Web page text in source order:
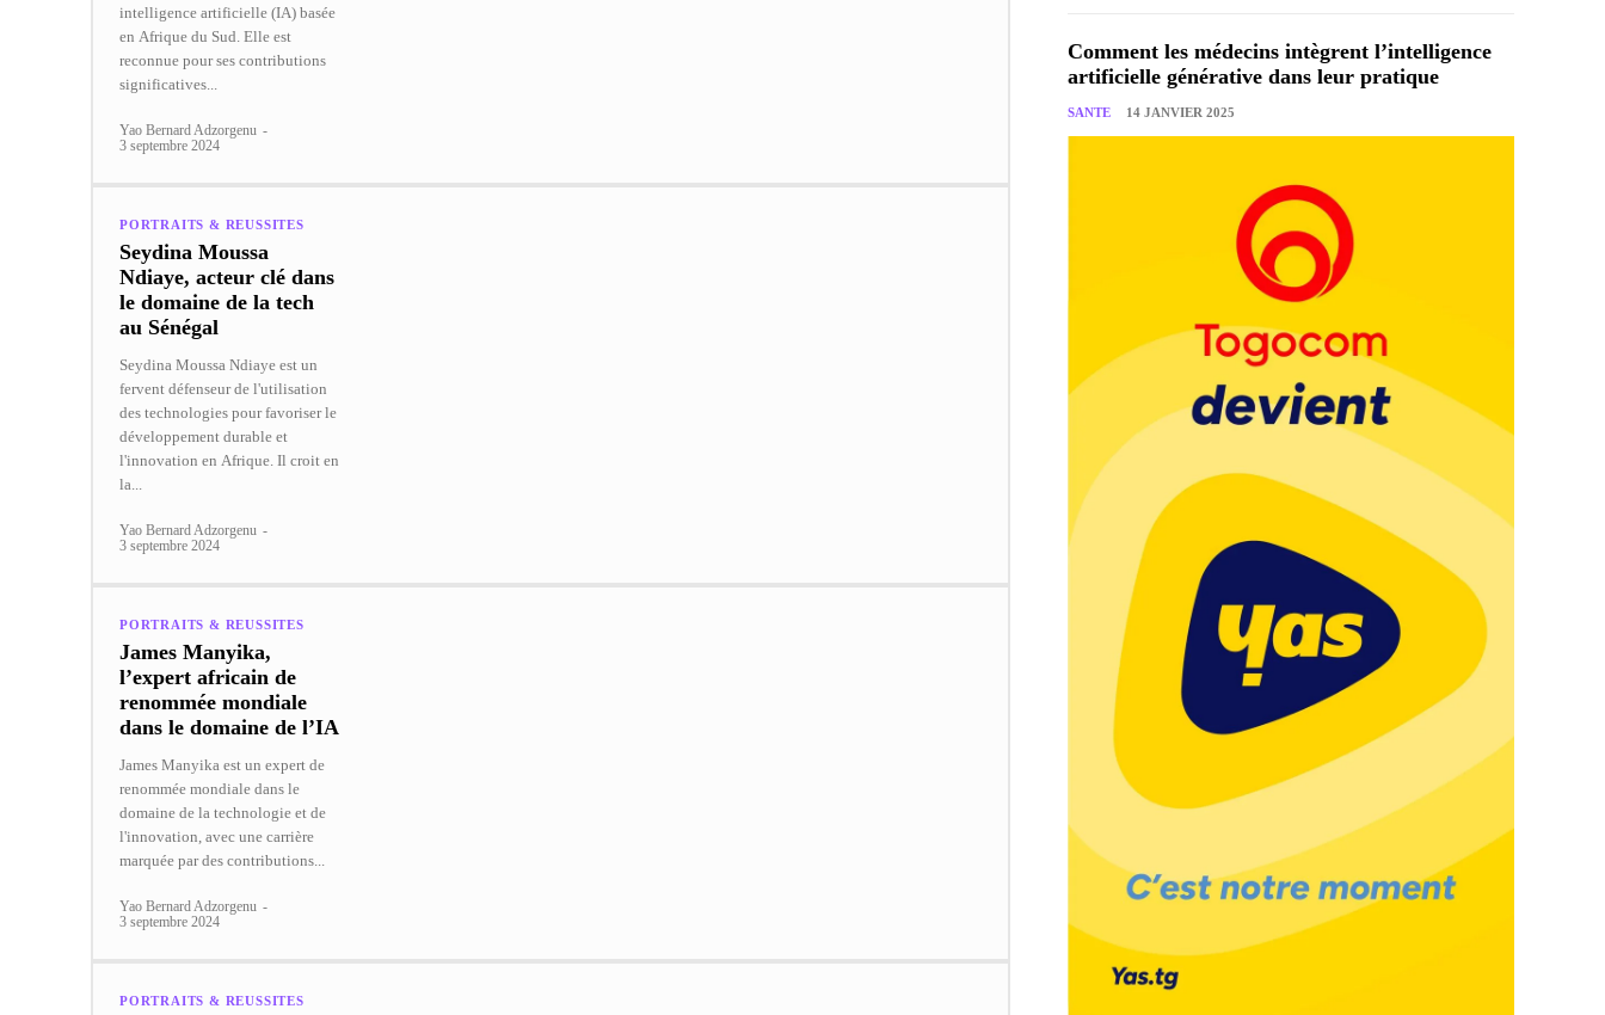
intelligence artificielle (IA) basée
en Afrique du Sud. Elle est
reconnue pour ses contributions
significatives...
Yao Bernard Adzorgenu -
3 septembre 2024
PORTRAITS & REUSSITES
Seydina Moussa
Ndiaye, acteur clé dans
le domaine de la tech
au Sénégal
Seydina Moussa Ndiaye est un
fervent défenseur de l'utilisation
des technologies pour favoriser le
développement durable et
l'innovation en Afrique. Il croit en
la...
Yao Bernard Adzorgenu -
3 septembre 2024
PORTRAITS & REUSSITES
James Manyika,
l’expert africain de
renommée mondiale
dans le domaine de l’IA
James Manyika est un expert de
renommée mondiale dans le
domaine de la technologie et de
l'innovation, avec une carrière
marquée par des contributions...
Yao Bernard Adzorgenu -
3 septembre 2024
PORTRAITS & REUSSITES
Comment les médecins intègrent l’intelligence
artificielle générative dans leur pratique
SANTE 14 JANVIER 2025